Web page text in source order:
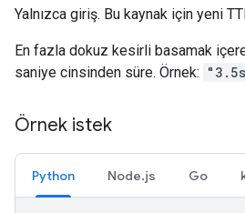
Yalnızca giriş. Bu kaynak için yeni
En fazla dokuz kesirli basamak
saniye cinsinden süre. Örnek:
Örnek istek
Python Node.js Go